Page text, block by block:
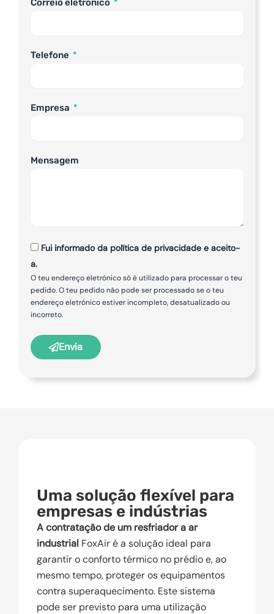
Correio eletrónico
Telefone
Empresa
Mensagem
Fui informado da política de privacidade e aceito-
a.
O teu endereço eletrónico só é utilizado para processar o teu
pedido. O teu pedido não pode ser processado se o teu
endereço eletrónico estiver incompleto, desatualizado ou
incorreto.
Envia
Uma solução flexível para
empresas e indústrias
A contratação de um resfriador a ar
industrial FoxAir é a solução ideal para
garantir o conforto térmico no prédio e, ao
mesmo tempo, proteger os equipamentos
contra superaquecimento. Este sistema
pode ser previsto para uma utilização